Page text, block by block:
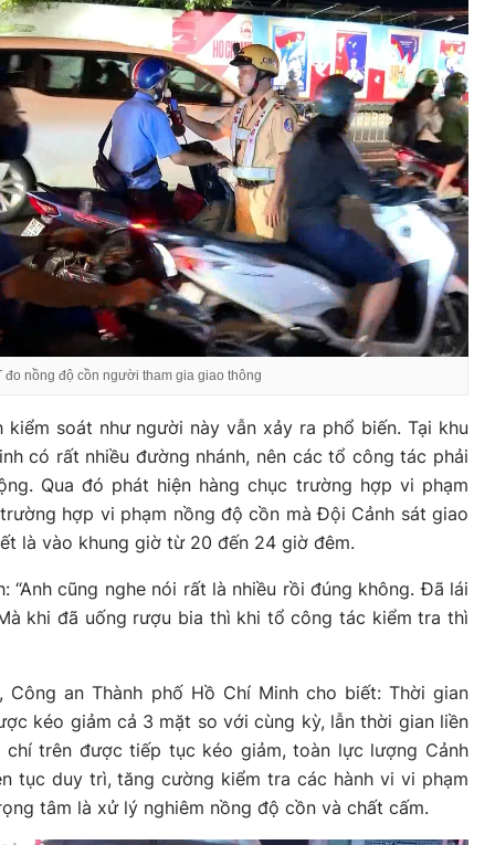
đo nồng độ cồn người tham gia giao thông
soát như người này vẫn xảy ra phổ biến. Tại khu
có rất nhiều đường nhánh, nên các tổ công tác phải
Qua đó phát hiện hàng chục trường hợp vi phạm
hợp vi phạm nồng độ cồn mà Đội Cảnh sát giao
là vào khung giờ từ 20 đến 24 giờ đêm.
“Anh cũng nghe nói rất là nhiều rồi đúng không. Đã lái
khi đã uống rượu bia thì khi tổ công tác kiểm tra thì
Công an Thành phố Hồ Chí Minh cho biết: Thời gian
kéo giảm cả 3 mặt so với cùng kỳ, lẫn thời gian liền
trên được tiếp tục kéo giảm, toàn lực lượng Cảnh
tục duy trì, tăng cường kiểm tra các hành vi vi phạm
tâm là xử lý nghiêm nồng độ cồn và chất cấm.